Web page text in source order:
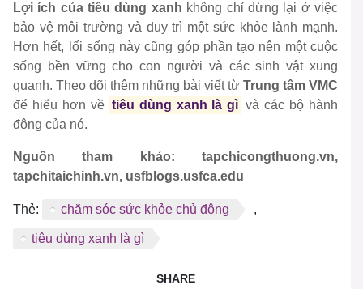
Lợi ích của tiêu dùng xanh không chỉ dừng lại ở việc
bảo vệ môi trường và duy trì một sức khỏe lành mạnh.
Hơn hết, lối sống này cũng góp phần tạo nên một cuộc
sống bền vững cho con người và các sinh vật xung
quanh. Theo dõi thêm những bài viết từ Trung tâm VMC
để hiểu hơn về tiêu dùng xanh là gì và các bộ hành
động của nó.
Nguồn tham khảo: tapchicongthuong.vn,
tapchitaichinh.vn, usfblogs.usfca.edu
Thẻ: chăm sóc sức khỏe chủ động ,
tiêu dùng xanh là gì
SHARE